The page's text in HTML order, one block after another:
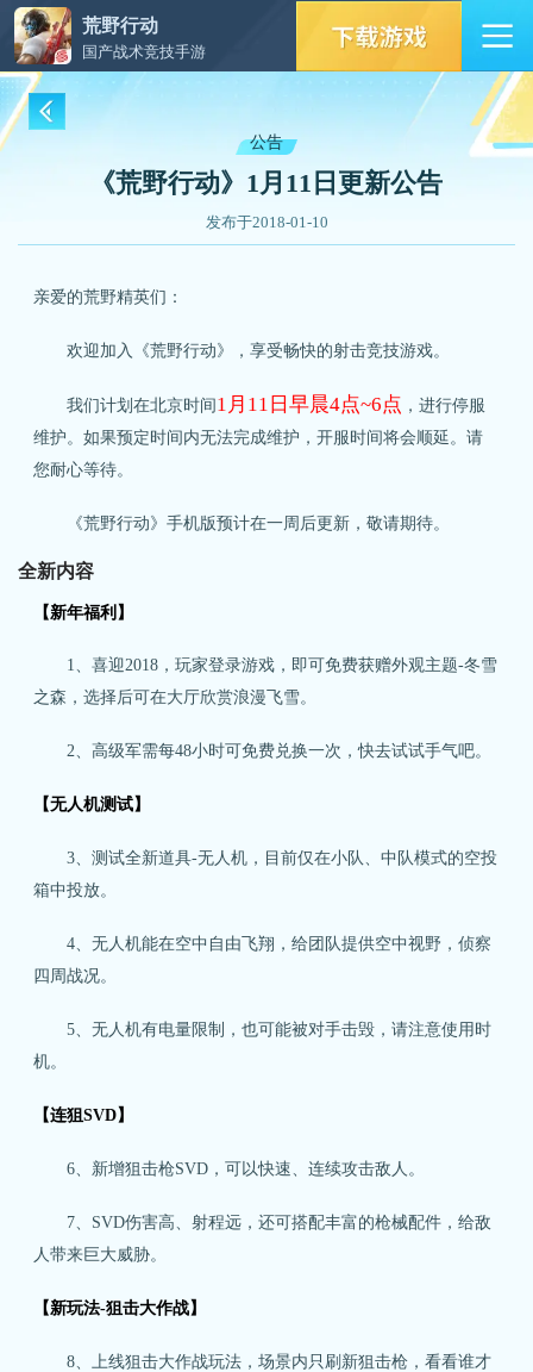
公告
《荒野行动》1月11日更新公告
发布于2018-01-10
亲爱的荒野精英们：
欢迎加入《荒野行动》，享受畅快的射击竞技游戏。
我们计划在北京时间1月11日早晨4点~6点 ，进行停服
维护。如果预定时间内无法完成维护，开服时间将会顺延。请
您耐心等待。
《荒野行动》手机版预计在一周后更新，敬请期待。
全新内容
【新年福利】
1、喜迎2018，玩家登录游戏，即可免费获赠外观主题-冬雪
之森，选择后可在大厅欣赏浪漫飞雪。
2、高级军需每48小时可免费兑换一次，快去试试手气吧。
【无人机测试】
3、测试全新道具-无人机，目前仅在小队、中队模式的空投
箱中投放。
4、无人机能在空中自由飞翔，给团队提供空中视野，侦察
四周战况。
5、无人机有电量限制，也可能被对手击毁，请注意使用时
机。
【连狙SVD】
6、新增狙击枪SVD，可以快速、连续攻击敌人。
7、SVD伤害高、射程远，还可搭配丰富的枪械配件，给敌
人带来巨大威胁。
【新玩法-狙击大作战】
8、上线狙击大作战玩法，场景内只刷新狙击枪，看看谁才
荒野行动
国产战术竞技手游